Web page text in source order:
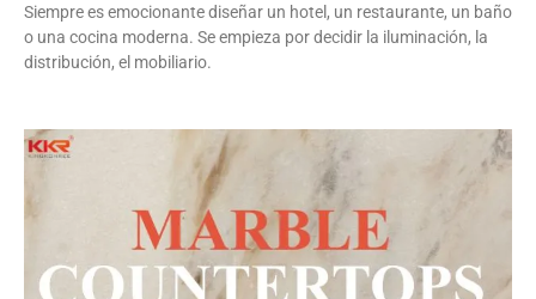
Siempre es emocionante diseñar un hotel, un restaurante, un baño
o una cocina moderna. Se empieza por decidir la iluminación, la
distribución, el mobiliario.